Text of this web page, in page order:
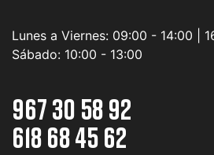
Lunes a Viernes: 09:00 - 14:00 |
Sábado: 10:00 - 13:00
967 30 58 92
618 68 45 62